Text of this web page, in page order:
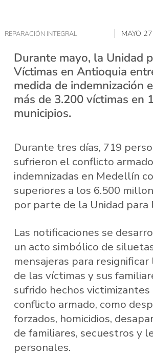
REPARACIÓN INTEGRAL MAYO
Durante mayo, la Unidad
Víctimas en Antioquia
medida de indemnización
más de 3.200 víctimas en
municipios.
Durante tres días, 719
sufrieron el conflicto
indemnizadas en Medellín
superiores a los 6.500
por parte de la Unidad para
Las notificaciones se
un acto simbólico de
mensajeras para
de las víctimas y sus
sufrido hechos
conflicto armado, como
forzados, homicidios,
de familiares, secuestros y
personales.